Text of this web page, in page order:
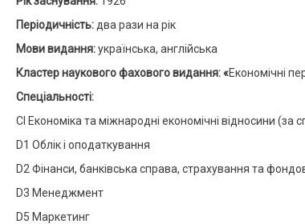
Періодичність: два рази на рік
Мови видання:українська, англійська
Кластер наукового фахового видання: «Економічні
Спеціальності:
СІ Економіка та міжнародні економічні відносини (за
D1 Облік і оподаткування
D2 Фінанси, банківська справа, страхування та
D3 Менеджмент
D5 Маркетинг